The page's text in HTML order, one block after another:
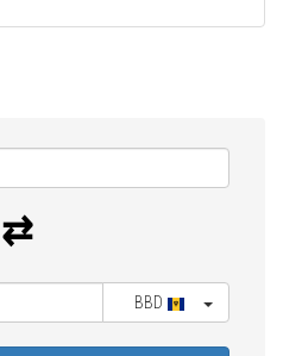
BBD